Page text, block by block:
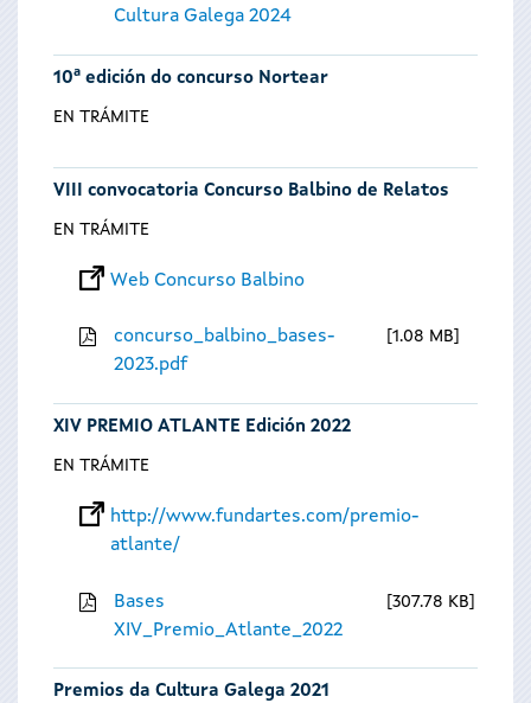
Cultura Galega 2024
10ª edición do concurso Nortear
EN TRÁMITE
VIII convocatoria Concurso Balbino de Relatos
EN TRÁMITE
Web Concurso Balbino
concurso_balbino_bases-
2023.pdf
1.08 MB
XIV PREMIO ATLANTE Edición 2022
EN TRÁMITE
http://www.fundartes.com/premio-
atlante/
Bases
XIV_Premio_Atlante_2022
307.78 KB
Premios da Cultura Galega 2021